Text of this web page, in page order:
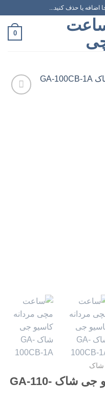
اضافه یا حذف کنید...
0
ساعت مچی مردانه کاسیو جی شاک GA-110-